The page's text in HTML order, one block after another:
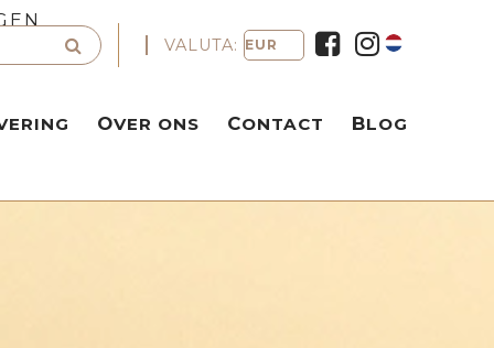
VALUTA:
OVER ONS CONTACT BLOG